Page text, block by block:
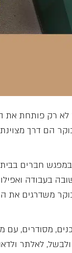
רק פותחת את
הם דרך
במפגש חברים
בעבודה
משדרגים את
מסודרים, עם
לאלתר